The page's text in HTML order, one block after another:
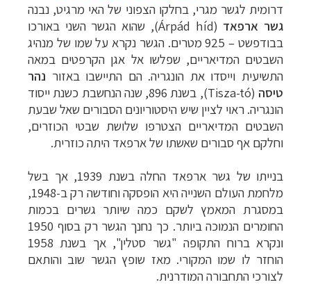
דרומית לגשר מגרי, בחלקו הצפוני של האי מרגיט, נבנה
גשר ארפאד (
Árpád híd), שהוא הגשר השני באורכו
בבודפשט –
925 מטרים. הגשר נקרא על שמו של מנהיג
השבטים המדיאריים, שפלשו אל אגן הקרפטים במאה
התשיעית וייסדו את הונגריה. הם התיישבו באזור נהר
טיסה (
Tisza-tó
), בשנת 896, שנה הנחשבת כשנת ייסוד
הונגריה. ראוי לציין שיש היסטוריונים הסבורים שאל שבעת
השבטים המדיאריים הצטרפו שלושת שבטי הכוזרים,
וחלקם אף סבורים שאשתו של ארפאד היתה כוזרית.
בנייתו של גשר ארפאד החלה בשנת 1939, אך בשל
מלחמת העולם השנייה היא הופסקה וחודשה רק ב-1948,
במסגרת המאמץ לשקם כמה שיותר גשרים בכמות
החומרים הנמוכה ביותר. כך נחנך הגשר
רק בסוף 1950
ונקרא ברוח התקופה "גשר סטלין", אך בשנת 1958
הוחזר לו שמו המקורי. מאז שופץ הגשר שוב והותאם
לצורכי התחבורה המודרנית.